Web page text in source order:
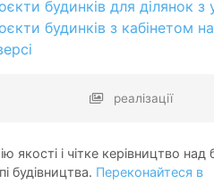
будинків для ділянок з
будинків з кабінетом
реалізації
якості і чітке керівництво над
будівництва. Переконайтеся в